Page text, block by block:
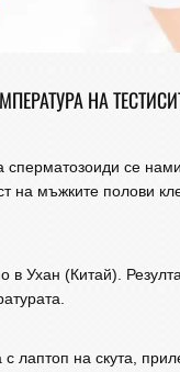
НА
се
на мъжките полови
Ухан (Китай).
с лаптоп на скута,